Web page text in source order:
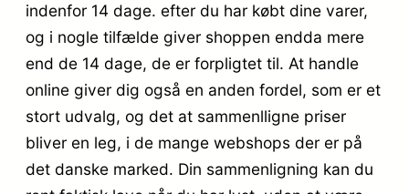
indenfor 14 dage. efter du har købt dine varer,
og i nogle tilfælde giver shoppen endda mere
end de 14 dage, de er forpligtet til. At handle
online giver dig også en anden fordel, som er et
stort udvalg, og det at sammenlligne priser
bliver en leg, i de mange webshops der er på
det danske marked. Din sammenligning kan du